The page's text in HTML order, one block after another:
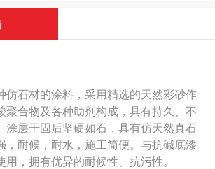
仿石材的涂料，采用精选的天然彩砂作
聚合物及各种助剂构成，具有持久、不
涂层干固后坚硬如石，具有仿天然真石
，耐候，耐水，施工简便。与抗碱底漆
，拥有优异的耐候性、抗污性。